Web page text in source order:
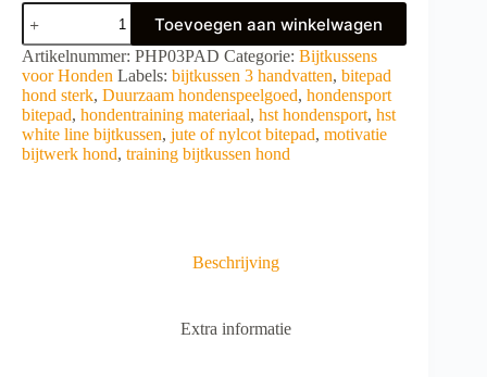
HST
Bijtkussen
met
3
handvatten
White
line
aantal
Toevoegen aan winkelwagen
A
l
t
e
r
n
Artikelnummer: PHP03PAD Categorie: Bijtkussens
voor Honden Labels: bijtkussen 3 handvatten, bitepad
hond sterk, Duurzaam hondenspeelgoed, hondensport
bitepad, hondentraining materiaal, hst hondensport, hst
white line bijtkussen, jute of nylcot bitepad, motivatie
bijtwerk hond, training bijtkussen hond
Beschrijving
Extra informatie